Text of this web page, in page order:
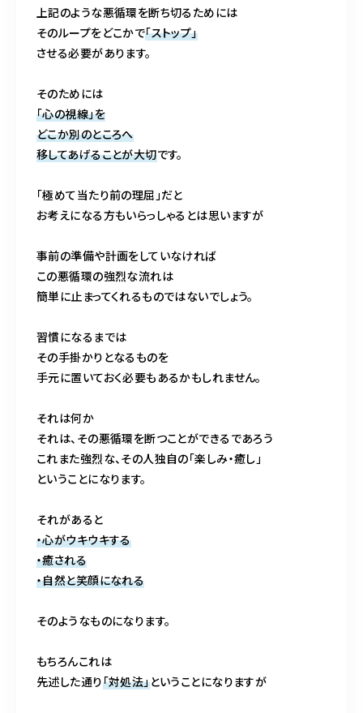
上記のような悪循環を断ち切るためには
そのループをどこかで「ストップ」
させる必要があります。
そのためには
「心の視線」を
どこか別のところへ
移してあげることが大切です。
「極めて当たり前の理屈」だと
お考えになる方もいらっしゃるとは思いますが
事前の準備や計画をしていなければ
この悪循環の強烈な流れは
簡単に止まってくれるものではないでしょう。
習慣になるまでは
その手掛かりとなるものを
手元に置いておく必要もあるかもしれません。
それは何か
それは、その悪循環を断つことができるであろう
これまた強烈な、その人独自の「楽しみ・癒し」
ということになります。
それがあると
・心がウキウキする
・癒される
・自然と笑顔になれる
そのようなものになります。
もちろんこれは
先述した通り「対処法」ということになりますが